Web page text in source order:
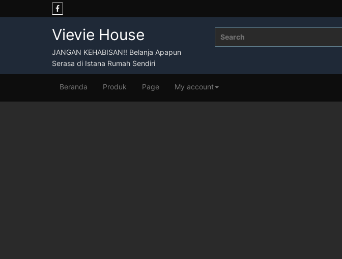
to
Vievie House
JANGAN KEHABISAN!! Belanja Apapun
Serasa di Istana Rumah Sendiri
Beranda Produk Page My account